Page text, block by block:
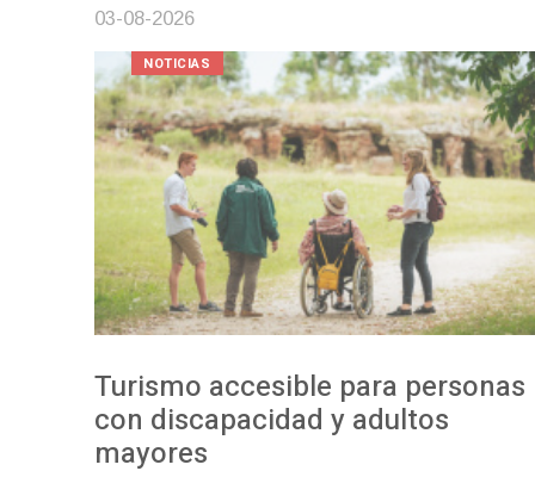
03-08-2026
Turismo accesible para personas
con discapacidad y adultos
mayores
NOTICIAS